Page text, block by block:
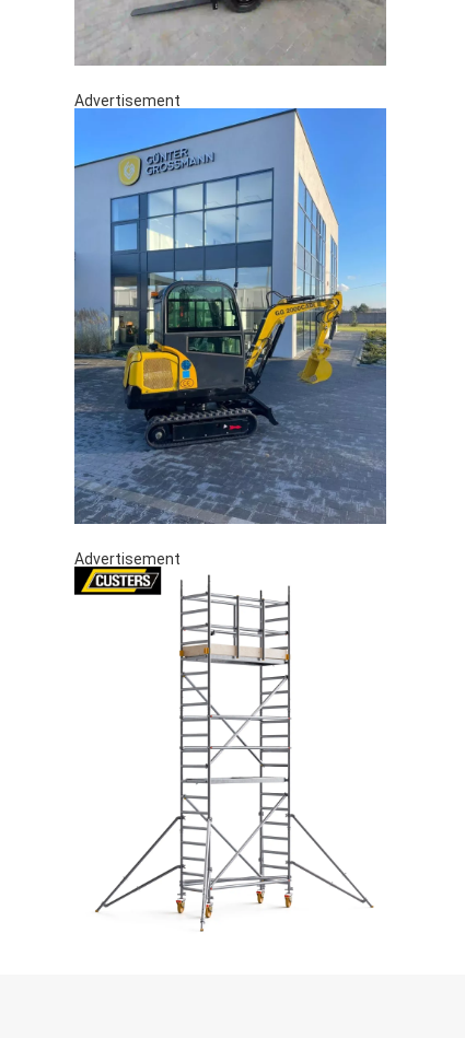
Advertisement
Advertisement